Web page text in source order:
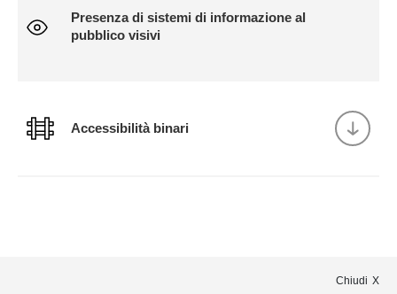
Presenza di sistemi di informazione al
pubblico visivi
Accessibilità binari
Chiudi